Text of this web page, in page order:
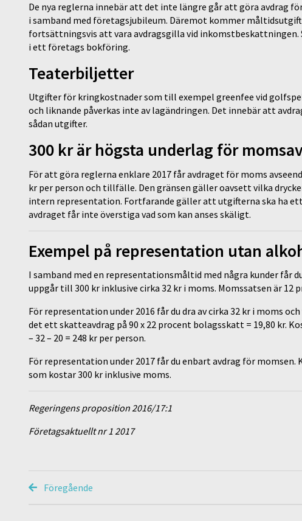
De nya reglerna innebär att det inte längre går att göra avdrag
i samband med företagsjubileum. Däremot kommer
fortsättningsvis att vara avdragsgilla vid
i ett företags bokföring.
Teaterbiljetter
Utgifter för kringkostnader som till exempel greenfee vid
och liknande påverkas inte av lagändringen. Det innebär att
sådan utgifter.
300 kr är högsta underlag för
För att göra reglerna enklare 2017 får avdraget för moms
kr per person och tillfälle. Den gränsen gäller oavsett vilka
intern representation. Fortfarande gäller att utgifterna ska ha
avdraget får inte överstiga vad som kan anses skäligt.
Exempel på representation utan
I samband med en representationsmåltid med några kunder får
uppgår till 300 kr inklusive cirka 32 kr i moms. Momssatsen är 12
För representation under 2016 får du dra av cirka 32 kr i moms
det ett skatteavdrag på 90 x 22 procent bolagsskatt = 19,80 kr.
– 32 – 20 = 248 kr per person.
För representation under 2017 får du enbart avdrag för
som kostar 300 kr inklusive moms.
Regeringens proposition 2016/17:1
Företagsaktuellt nr 1 2017
Föregående